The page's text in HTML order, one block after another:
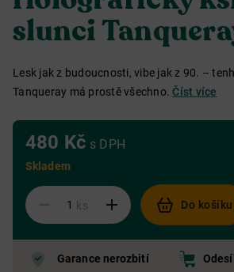
slunci
Lesk jak z budoucnosti, vibe jak z 90. –
Tanqueray má prostě všechno. Číst více
480 Kč s DPH
Skladem
ks Do košíku
Garance nerozbití